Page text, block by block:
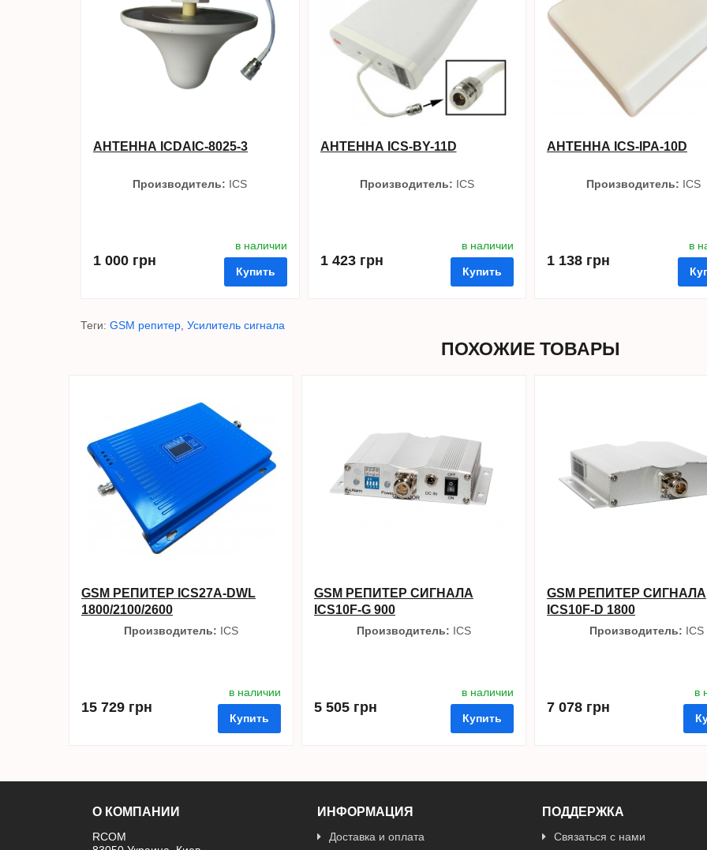
АНТЕННА ICDAIC-8025-3
Производитель: ICS
1 000 грн
в наличии
Купить
АНТЕННА ICS-BY-11D
Производитель: ICS
1 423 грн
в наличии
Купить
АНТЕННА ICS-IPA-10D
Производитель: ICS
1 138 грн
в
Теги: GSM репитер Усилитель сигнала
ПОХОЖИЕ ТОВАРЫ
GSM РЕПИТЕР ICS27A-DWL
1800/2100/2600
Производитель: ICS
15 729 грн
в наличии
Купить
GSM РЕПИТЕР СИГНАЛА
ICS10F-G 900
Производитель: ICS
5 505 грн
в наличии
Купить
в избранные
GSM РЕПИТЕР СИГНАЛА
ICS10F-D 1800
Производитель: ICS
7 078 грн
в
О КОМПАНИИ
RCOM
ИНФОРМАЦИЯ
Доставка и оплата
ПОДДЕРЖКА
Связаться с нами